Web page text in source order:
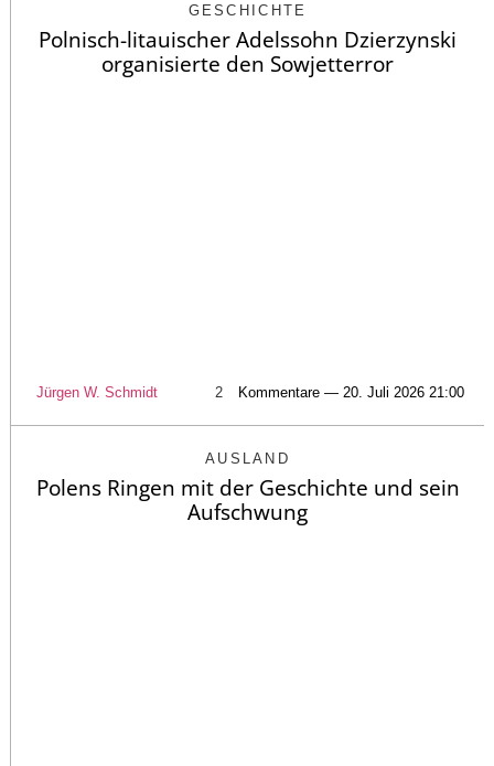
GESCHICHTE
Polnisch-litauischer Adelssohn Dzierzynski
organisierte den Sowjetterror
Jürgen W. Schmidt 2 Kommentare — 20. Juli 2026 21:00
AUSLAND
Polens Ringen mit der Geschichte und sein
Aufschwung